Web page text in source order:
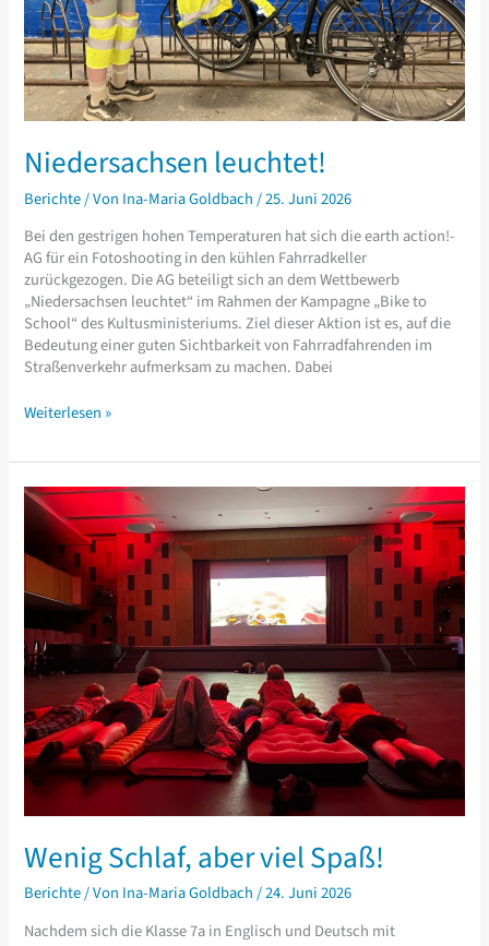
Niedersachsen leuchtet!
Berichte/ Von Ina-Maria Goldbach/25. Juni 2026
Bei den gestrigen hohen Temperaturen hat sich die earth action!-
AG für ein Fotoshooting in den kühlen Fahrradkeller
zurückgezogen. Die AG beteiligt sich an dem Wettbewerb
„Niedersachsen leuchtet“ im Rahmen der Kampagne „Bike to
School“ des Kultusministeriums. Ziel dieser Aktion ist es, auf die
Bedeutung einer guten Sichtbarkeit von Fahrradfahrenden im
Stra­ßen­ver­kehr aufmerksam zu machen. Dabei
Niedersachsen
Weiterlesen »
Wenig Schlaf, aber viel Spaß!
Berichte/ Von Ina-Maria Goldbach/24. Juni 2026
Nachdem sich die Klasse 7a in Englisch und Deutsch mit